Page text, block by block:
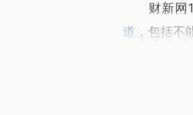
财新网
道 ，包括不